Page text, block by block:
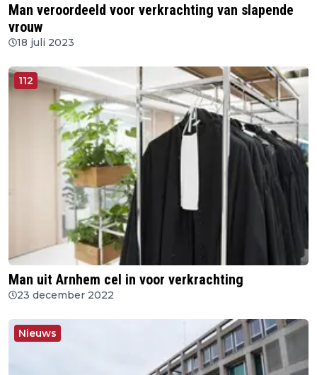
Man veroordeeld voor verkrachting van slapende
vrouw
18 juli 2023
112
Man uit Arnhem cel in voor verkrachting
23 december 2022
Nieuws